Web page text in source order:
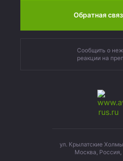
ул. Крылатские
Москва, Россия,
Обратная
Сообщить о
реакции на